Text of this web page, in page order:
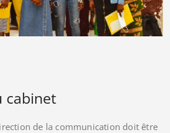
cabinet
de la communication doit être